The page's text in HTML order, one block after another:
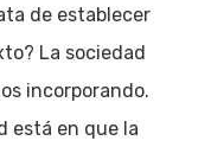
de establecer
La sociedad
incorporando.
está en que la